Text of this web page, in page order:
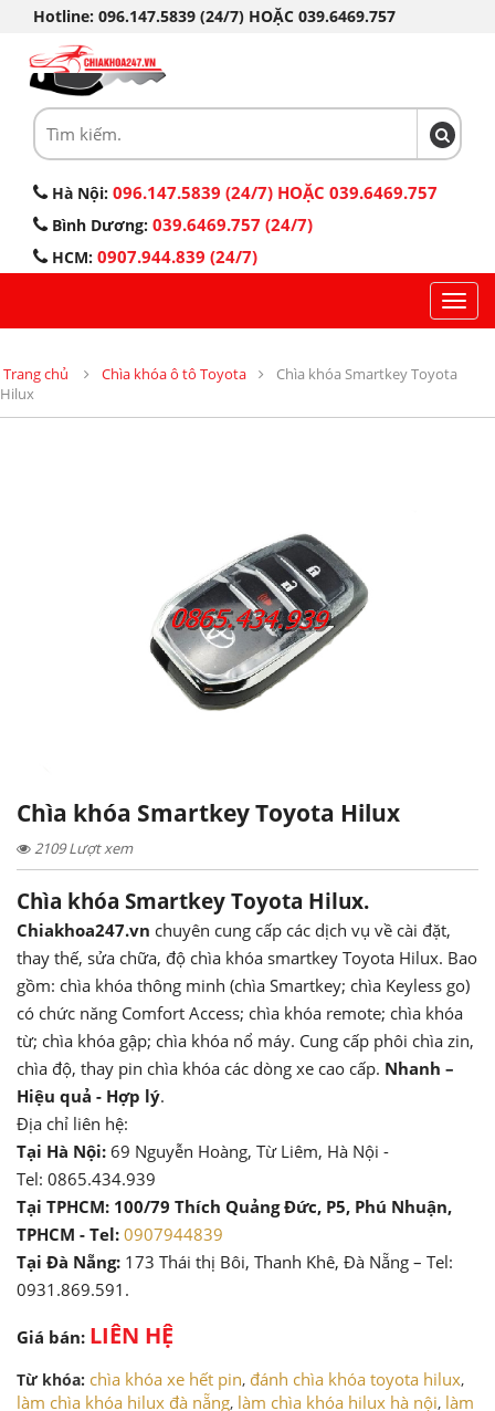
Hotline: 096.147.5839 (24/7) HOẶC 039.6469.757
Hà Nội: 096.147.5839 (24/7) HOẶC 039.6469.757
Bình Dương: 039.6469.757 (24/7)
HCM: 0907.944.839 (24/7)
Trang chủ Chìa khóa ô tô Toyota
Chìa khóa Smartkey Toyota
Hilux
Chìa khóa Smartkey Toyota Hilux
2109 Lượt xem
Chìa khóa Smartkey Toyota Hilux.
Chiakhoa247.vn chuyên cung cấp các dịch vụ về cài đặt,
thay thế, sửa chữa, độ chìa khóa smartkey Toyota Hilux. Bao
gồm: chìa khóa thông minh (chìa Smartkey; chìa Keyless go)
có chức năng Comfort Access; chìa khóa remote; chìa khóa
từ; chìa khóa gập; chìa khóa nổ máy. Cung cấp phôi chìa zin,
chìa độ, thay pin chìa khóa các dòng xe cao cấp. Nhanh –
Hiệu quả - Hợp lý.
Địa chỉ liên hệ:
Tại Hà Nội: 69 Nguyễn Hoàng, Từ Liêm, Hà Nội -
Tel: 0865.434.939
Tại TPHCM: 100/79 Thích Quảng Đức, P5, Phú Nhuận,
TPHCM - Tel: 0907944839
Tại Đà Nẵng: 173 Thái thị Bôi, Thanh Khê, Đà Nẵng – Tel:
0931.869.591.
Giá bán: LIÊN HỆ
Từ khóa: chìa khóa xe hết pin, đánh chìa khóa toyota hilux,
làm chìa khóa hilux đà nẵng, làm chìa khóa hilux hà nội, làm